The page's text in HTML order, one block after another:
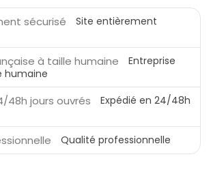
Site entièrement
Entreprise
humaine
Expédié en 24/48h
Qualité professionnelle